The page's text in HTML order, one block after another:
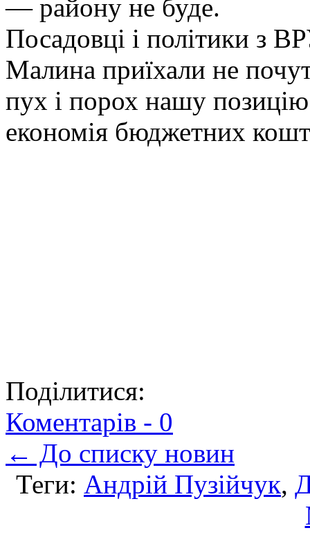
— району не буде.
Посадовці і політики з
Малина приїхали не
пух і порох нашу
економія бюджетних
Поділитися:
Коментарів - 0
← До списку новин
Теги: Андрій Пузійчук,